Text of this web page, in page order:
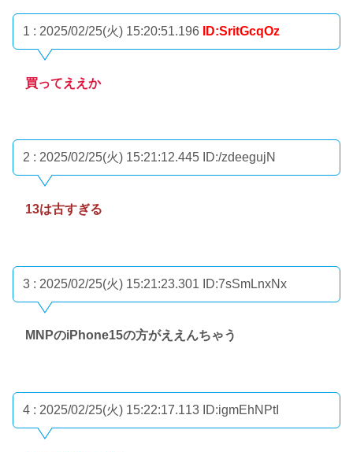
1 : 2025/02/25(火) 15:20:51.196 ID:SritGcqOz
買ってええか
2 : 2025/02/25(火) 15:21:12.445 ID:/zdeegujN
13は古すぎる
3 : 2025/02/25(火) 15:21:23.301 ID:7sSmLnxNx
MNPのiPhone15の方がええんちゃう
4 : 2025/02/25(火) 15:22:17.113 ID:igmEhNPtI